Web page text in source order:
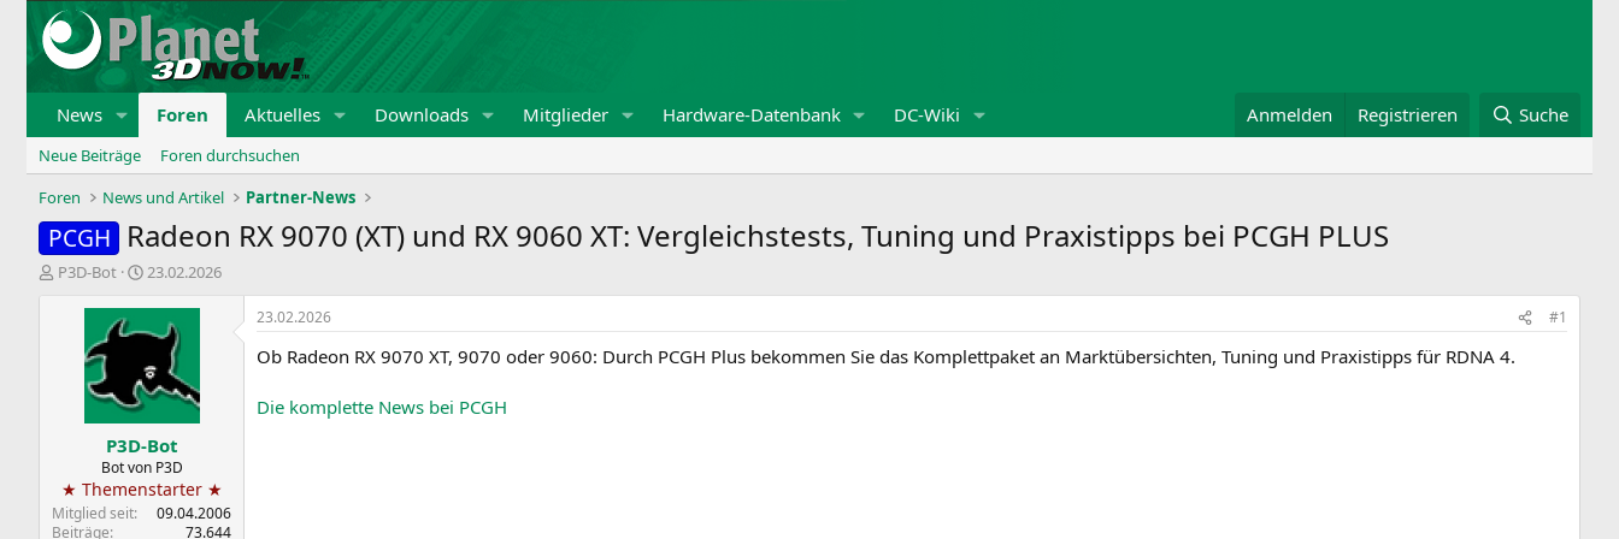
News Foren Aktuelles Downloads Mitglieder Hardware-Datenbank DC-Wiki Anmelden Registrieren Suche
Neue Beiträge
Foren durchsuchen
Foren
News und Artikel Partner-News
PCGH Radeon RX 9070 (XT) und RX 9060 XT: Vergleichstests, Tuning und Praxistipps bei PCGH PLUS
E
P3D-Bot
E
s
t
l
l
t
a
m
23.02.2026
P3D-Bot
Bot von P3D
★ Themenstarter ★
Mitglied seit
09.04.2006
Beiträge
73.644
23.02.2026 #1
Ob Radeon RX 9070 XT, 9070 oder 9060: Durch PCGH Plus bekommen Sie das Komplettpaket an Marktübersichten, Tuning und Praxistipps für RDNA 4.
Die komplette News bei PCGH